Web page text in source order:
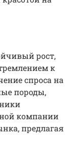
рост,
к
спроса на
породы,
компании
предлагая